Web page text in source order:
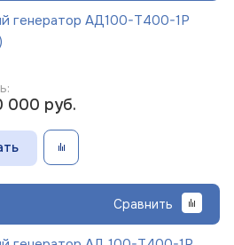
генератор АД100-Т400-1Р
000 руб.
Сравнить